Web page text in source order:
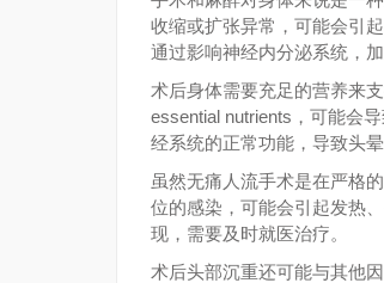
收缩或扩张异常，可能会引
通过影响神经内分泌系统，
术后身体需要充足的营养来
essential nutrients，可能会
经系统的正常功能，导致头晕
虽然无痛人流手术是在严格
位的感染，可能会引起发热
现，需要及时就医治疗。
术后头部沉重还可能与其他